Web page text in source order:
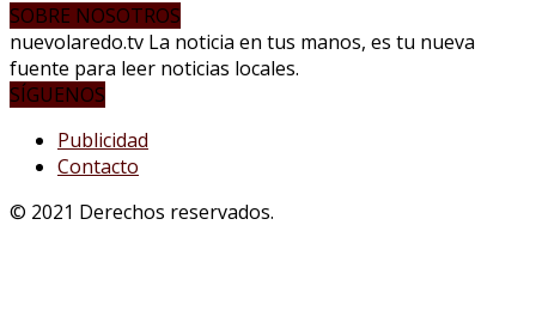
SOBRE NOSOTROS
nuevolaredo.tv La noticia en tus manos, es tu nueva
fuente para leer noticias locales.
SÍGUENOS
Publicidad
Contacto
© 2021 Derechos reservados.